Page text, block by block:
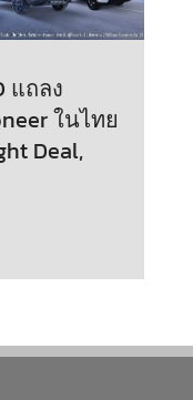
แถลง
ในไทย
Deal,